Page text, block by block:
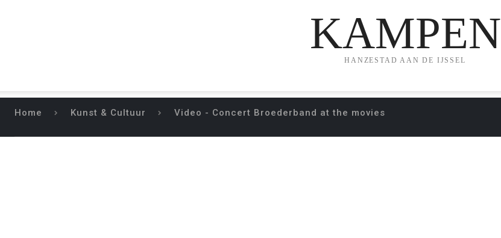
KAMPEN
HANZESTAD AAN DE IJSSEL
Home Kunst & Cultuur Video - Concert Broederband at the movies